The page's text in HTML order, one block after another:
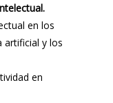
en los
artificial y los
en